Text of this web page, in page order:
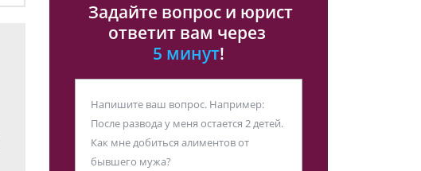
Задайте вопрос и юрист
ответит вам через
5 минут!